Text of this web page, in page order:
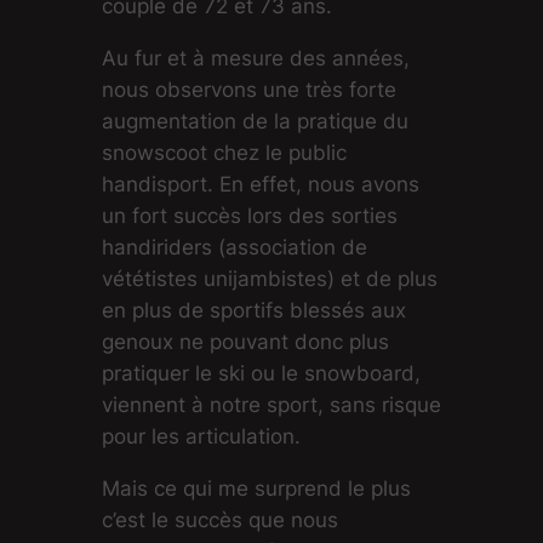
couple de 72 et 73 ans.
Au fur et à mesure des années,
nous observons une très forte
augmentation de la pratique du
snowscoot chez le public
handisport. En effet, nous avons
un fort succès lors des sorties
handiriders (association de
vététistes unijambistes) et de plus
en plus de sportifs blessés aux
genoux ne pouvant donc plus
pratiquer le ski ou le snowboard,
viennent à notre sport, sans risque
pour les articulation.
Mais ce qui me surprend le plus
c’est le succès que nous